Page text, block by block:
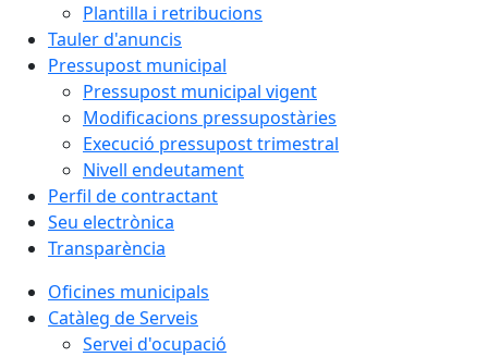
Plantilla i retribucions
Tauler d'anuncis
Pressupost municipal
Pressupost municipal vigent
Modificacions pressupostàries
Execució pressupost trimestral
Nivell endeutament
Perfil de contractant
Seu electrònica
Transparència
Oficines municipals
Catàleg de Serveis
Servei d'ocupació